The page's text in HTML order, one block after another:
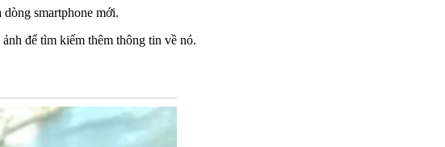
smartphone mới.
để tìm kiếm thêm thông tin về nó.